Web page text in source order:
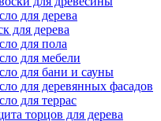
для дерева
для дерева
для пола
для мебели
для бани и сауны
для деревянных фасадов
для террас
торцов для дерева